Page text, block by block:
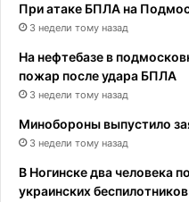
При атаке БПЛА на
3 недели тому назад
На нефтебазе в
пожар после удара БПЛА
3 недели тому назад
Минобороны выпустило
3 недели тому назад
В Ногинске два человека
украинских беспилотников